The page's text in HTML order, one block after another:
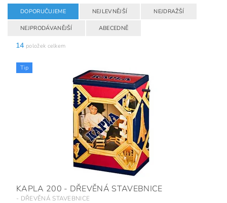
DOPORUČUJEME NEJLEVNĚJŠÍ NEJDRAŽŠÍ
NEJPRODÁVANĚJŠÍ ABECEDNĚ
14 položek celkem
Tip
KAPLA 200 - DŘEVĚNÁ STAVEBNICE
- DŘEVĚNÁ STAVEBNICE